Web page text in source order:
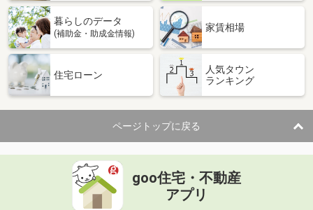
暮らしのデータ
(補助金・助成金情報)
家賃相場
住宅ローン
人気タウン
ランキング
ページトップに戻る
goo住宅・不動産
アプリ